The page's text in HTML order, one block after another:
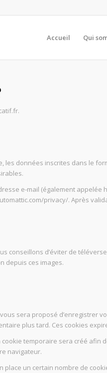
Accueil Qui
les données inscrites dans le
e-mail (également
privacy/. Après
conseillons d’éviter de
depuis ces images.
sera proposé d’enregistrer
plus tard. Ces cookies
temporaire sera créé
navigateur.
un certain nombre de